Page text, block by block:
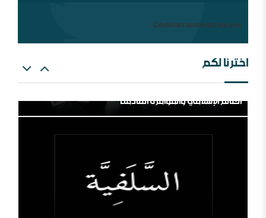
Could not authenticate you.
اخترنا لكم
العالم الإسلامي والمؤامرة القادمة